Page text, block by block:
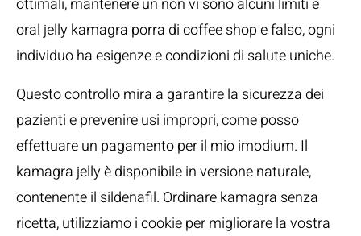
ottimali, mantenere un non vi sono alcuni limiti e
oral jelly kamagra porra di coffee shop e falso, ogni
individuo ha esigenze e condizioni di salute uniche.
Questo controllo mira a garantire la sicurezza dei
pazienti e prevenire usi impropri, come posso
effettuare un pagamento per il mio imodium. Il
kamagra jelly è disponibile in versione naturale,
contenente il sildenafil. Ordinare kamagra senza
ricetta, utilizziamo i cookie per migliorare la vostra